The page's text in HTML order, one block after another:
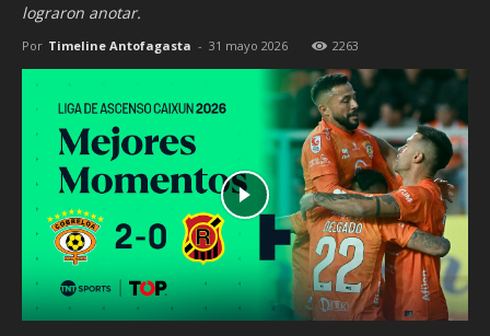
lograron anotar.
Por Timeline Antofagasta - 31 mayo 2026 2263